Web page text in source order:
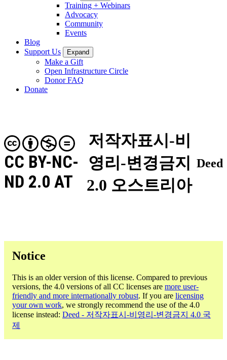
Training + Webinars
Advocacy
Community
Events
Blog
Support Us
Expand
Make a Gift
Open Infrastructure Circle
Donor FAQ
Donate
저작자표시-비
영리-변경금지
2.0 오스트리아
CC BY-NC-
ND 2.0 AT
Deed
Notice
This is an older version of this license. Compared to previous
versions, the 4.0 versions of all CC licenses are more user-
friendly and more internationally robust. If you are licensing
your own work, we strongly recommend the use of the 4.0
license instead: Deed - 저작자표시-비영리-변경금지 4.0 국
제